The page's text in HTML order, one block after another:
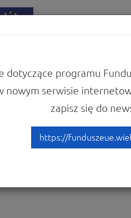
Zobacz ogłoszenia i wyniki naborów
Rozwój
MOF
dotyczące programu
nowym serwisie
zapisz się do
https://